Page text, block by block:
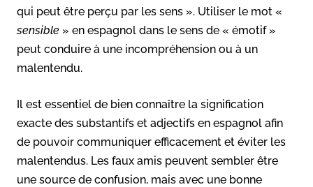
qui peut être perçu par les sens ». Utiliser le mot «
sensible » en espagnol dans le sens de « émotif »
peut conduire à une incompréhension ou à un
malentendu.
Il est essentiel de bien connaître la signification
exacte des substantifs et adjectifs en espagnol afin
de pouvoir communiquer efficacement et éviter les
malentendus. Les faux amis peuvent sembler être
une source de confusion, mais avec une bonne